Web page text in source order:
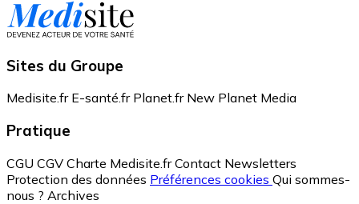
Sites du Groupe
Medisite.fr E-santé.fr Planet.fr New Planet Media
Pratique
CGU CGV Charte Medisite.fr Contact Newsletters
Protection des données Préférences cookies Qui sommes-
nous ? Archives